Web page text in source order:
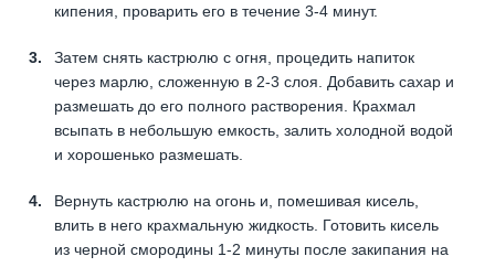
кипения, проварить его в течение 3-4 минут.
Затем снять кастрюлю с огня, процедить напиток
через марлю, сложенную в 2-3 слоя. Добавить сахар и
размешать до его полного растворения. Крахмал
всыпать в небольшую емкость, залить холодной водой
и хорошенько размешать.
Вернуть кастрюлю на огонь и, помешивая кисель,
влить в него крахмальную жидкость. Готовить кисель
из черной смородины 1-2 минуты после закипания на